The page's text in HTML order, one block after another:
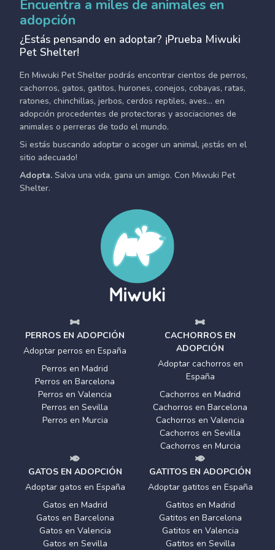
Encuentra a miles de animales en
adopción
¿Estás pensando en adoptar? ¡Prueba Miwuki
Pet Shelter!
En Miwuki Pet Shelter podrás encontrar cientos de perros,
cachorros, gatos, gatitos, hurones, conejos, cobayas, ratas,
ratones, chinchillas, jerbos, cerdos reptiles, aves... en
adopción procedentes de protectoras y asociaciones de
animales o perreras de todo el mundo.
Si estás buscando adoptar o acoger un animal, ¡estás en el
sitio adecuado!
Adopta. Salva una vida, gana un amigo. Con Miwuki Pet
Shelter.
PERROS EN ADOPCIÓN
Adoptar perros en España
Perros en Madrid
Perros en Barcelona
Perros en Valencia
Perros en Sevilla
Perros en Murcia
CACHORROS EN
ADOPCIÓN
Adoptar cachorros en
España
Cachorros en Madrid
Cachorros en Barcelona
Cachorros en Valencia
Cachorros en Sevilla
Cachorros en Murcia
GATOS EN ADOPCIÓN
Adoptar gatos en España
Gatos en Madrid
Gatos en Barcelona
Gatos en Valencia
Gatos en Sevilla
GATITOS EN ADOPCIÓN
Adoptar gatitos en España
Gatitos en Madrid
Gatitos en Barcelona
Gatitos en Valencia
Gatitos en Sevilla